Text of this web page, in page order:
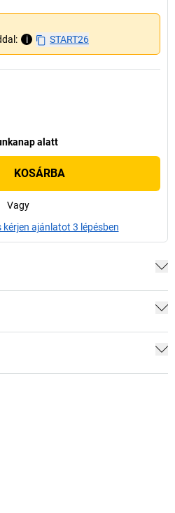
i START26
alatt
KOSÁRBA
Vagy
kérjen ajánlatot 3 lépésben